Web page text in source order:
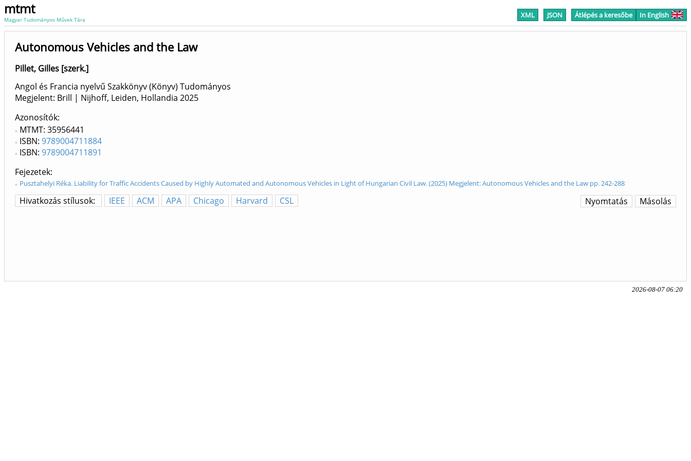
mtmt
Magyar Tudományos Művek Tára XML JSON Átlépés a keresőbe In English
Autonomous Vehicles and the Law
Pillet, Gilles [szerk.]
Angol és Francia nyelvű Szakkönyv (Könyv) Tudományos
Megjelent: Brill | Nijhoff, Leiden, Hollandia 2025
Azonosítók
MTMT: 35956441
ISBN: 9789004711884
ISBN: 9789004711891
Fejezetek
Pusztahelyi Réka. Liability for Traffic Accidents Caused by Highly Automated and Autonomous Vehicles in Light of Hungarian Civil Law. (2025) Megjelent: Autonomous Vehicles and the Law pp. 242-288
Hivatkozás stílusok: IEEE ACM APA Chicago Harvard CSL Másolás
Nyomtatás
2026-08-07 06:20